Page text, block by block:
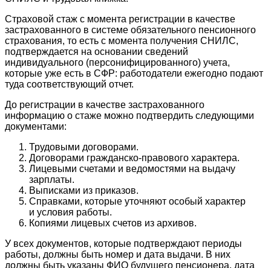
Страховой стаж с момента регистрации в качестве
застрахованного в системе обязательного пенсионного
страхования, то есть с момента получения СНИЛС,
подтверждается на основании сведений
индивидуального (персонифицированного) учета,
которые уже есть в СФР: работодатели ежегодно подают
туда соответствующий отчет.
До регистрации в качестве застрахованного
информацию о стаже можно подтвердить следующими
документами:
Трудовыми договорами.
Договорами гражданско-правового характера.
Лицевыми счетами и ведомостями на выдачу
зарплаты.
Выписками из приказов.
Справками, которые уточняют особый характер
и условия работы.
Копиями лицевых счетов из архивов.
У всех документов, которые подтверждают периоды
работы, должны быть номер и дата выдачи. В них
должны быть указаны ФИО будущего пенсионера, дата